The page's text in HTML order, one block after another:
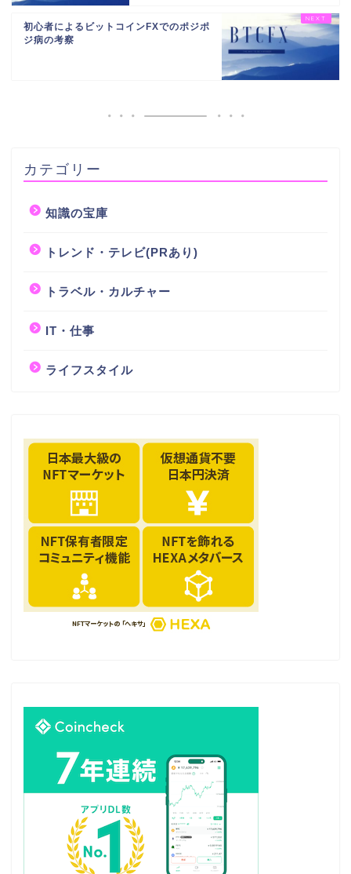
初心者によるビットコインFXでのポジポ
ジ病の考察
カテゴリー
知識の宝庫
トレンド・テレビ(PRあり)
トラベル・カルチャー
IT・仕事
ライフスタイル